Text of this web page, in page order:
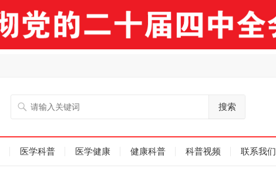
搜索
医学科普 医学健康 健康科普 科普视频 联系我们